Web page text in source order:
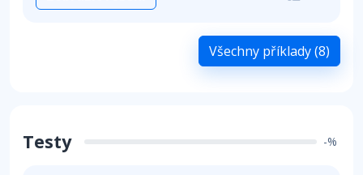
Všechny příklady (8)
Testy -%